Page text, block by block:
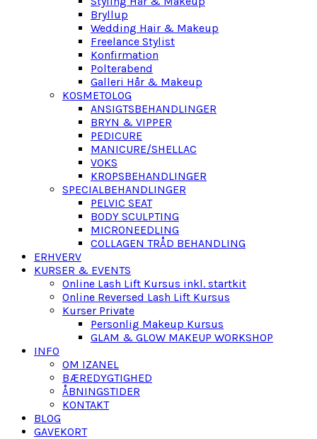
Bryllup
Wedding Hair & Makeup
Freelance Stylist
Konfirmation
Polterabend
Galleri Hår & Makeup
KOSMETOLOG
ANSIGTSBEHANDLINGER
BRYN & VIPPER
PEDICURE
MANICURE/SHELLAC
VOKS
KROPSBEHANDLINGER
SPECIALBEHANDLINGER
PELVIC SEAT
BODY SCULPTING
MICRONEEDLING
COLLAGEN TRÅD BEHANDLING
ERHVERV
KURSER & EVENTS
Online Lash Lift Kursus inkl. startkit
Online Reversed Lash Lift Kursus
Kurser Private
Personlig Makeup Kursus
GLAM & GLOW MAKEUP WORKSHOP
INFO
OM IZANEL
BÆREDYGTIGHED
ÅBNINGSTIDER
KONTAKT
BLOG
GAVEKORT